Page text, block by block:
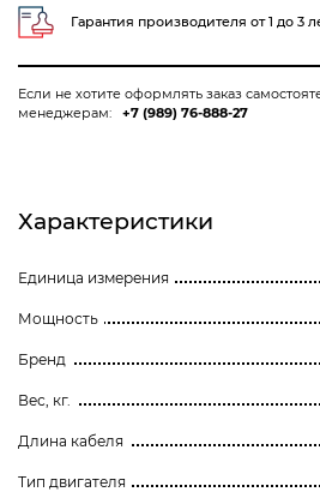
Гарантия производителя от 1 до 3
Если не хотите оформлять заказ
менеджерам:
+7 (989) 76-888-27
Характеристики
Единица измерения
Мощность
Бренд
Вес, кг.
Длина кабеля
Тип двигателя